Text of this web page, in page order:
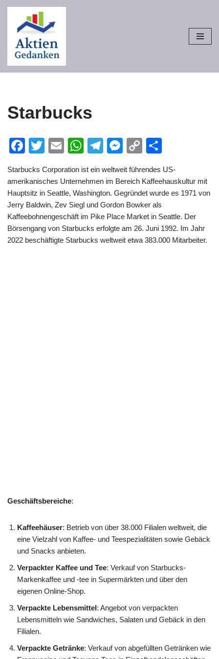
Zum
Inhalt
springen
Starbucks
Facebook
Twitter
EmailWhatsApp
Telegram
Messenger
Copy
Starbucks Corporation ist ein weltweit führendes US-
amerikanisches Unternehmen im Bereich Kaffeehauskultur mit
Hauptsitz in Seattle, Washington. Gegründet wurde es 1971 von
Jerry Baldwin, Zev Siegl und Gordon Bowker als
Kaffeebohnengeschäft im Pike Place Market in Seattle. Der
Börsengang von Starbucks erfolgte am 26. Juni 1992. Im Jahr
2022 beschäftigte Starbucks weltweit etwa 383.000 Mitarbeiter.
Geschäftsbereiche:
Kaffeehäuser: Betrieb von über 38.000 Filialen weltweit, die
eine Vielzahl von Kaffee- und Teespezialitäten sowie Gebäck
und Snacks anbieten.
Verpackter Kaffee und Tee: Verkauf von Starbucks-
Markenkaffee und -tee in Supermärkten und über den
eigenen Online-Shop.
Verpackte Lebensmittel: Angebot von verpackten
Lebensmitteln wie Sandwiches, Salaten und Gebäck in den
Filialen.
Verpackte Getränke: Verkauf von abgefüllten Getränken wie